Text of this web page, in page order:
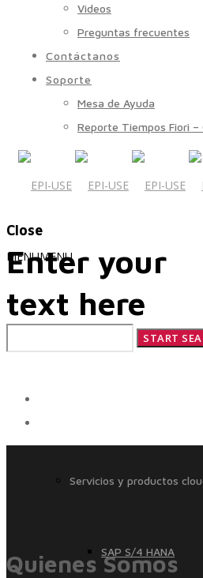
Videos
Preguntas frecuentes
Contáctanos
Soporte
Mesa de Ayuda
Reporte Tiempos Fiori –
MENUMENU
Servicios y productos
SAP S/4 HANA
Close
Enter your
text here
Quienes Somos